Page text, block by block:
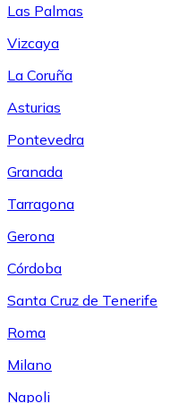
Las Palmas
Vizcaya
La Coruña
Asturias
Pontevedra
Granada
Tarragona
Gerona
Córdoba
Santa Cruz de Tenerife
Roma
Milano
Napoli